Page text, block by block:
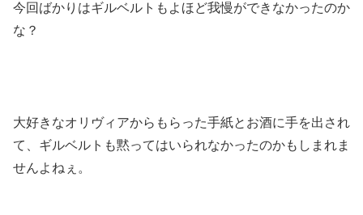
今回ばかりはギルベルトもよほど我慢ができなかったのか
な？
大好きなオリヴィアからもらった手紙とお酒に手を出され
て、ギルベルトも黙ってはいられなかったのかもしまれま
せんよねぇ。